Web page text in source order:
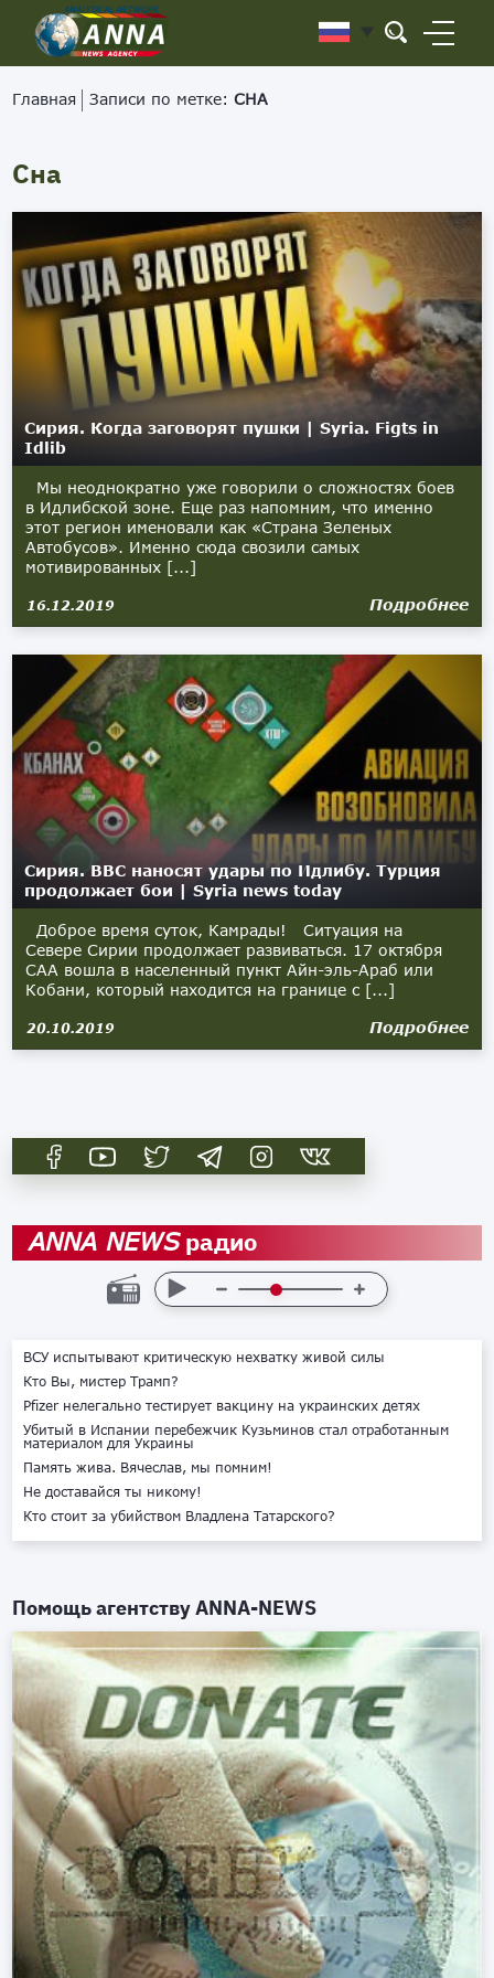
Главная Записи по метке:СНА
Сна
Сирия. Когда заговорят пушки | Syria. Figts in
Idlib
Мы неоднократно уже говорили о сложностях боев
в Идлибской зоне. Еще раз напомним, что именно
этот регион именовали как «Страна Зеленых
Автобусов». Именно сюда свозили самых
мотивированных [...]
16.12.2019 Подробнее
Сирия. ВВС наносят удары по Идлибу. Турция
продолжает бои | Syria news today
Доброе время суток, Камрады! Ситуация на
Севере Сирии продолжает развиваться. 17 октября
САА вошла в населенный пункт Айн-эль-Араб или
Кобани, который находится на границе с [...]
20.10.2019 Подробнее
ANNA NEWSрадио
ВСУ испытывают критическую нехватку живой силы
Кто Вы, мистер Трамп?
Pfizer нелегально тестирует вакцину на украинских детях
Убитый в Испании перебежчик Кузьминов стал отработанным
материалом для Украины
Память жива. Вячеслав, мы помним!
Не доставайся ты никому!
Кто стоит за убийством Владлена Татарского?
Помощь агентствуANNA-NEWS